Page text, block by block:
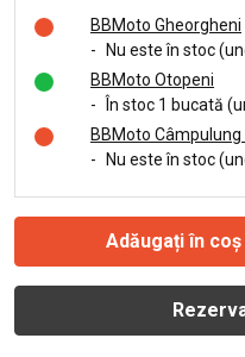
BBMoto Gheorgheni
-
Nu este în stoc
BBMoto Otopeni
-
În stoc 1 bucată
BBMoto Câmpulung
-
Nu este în stoc
Adăugați în coș